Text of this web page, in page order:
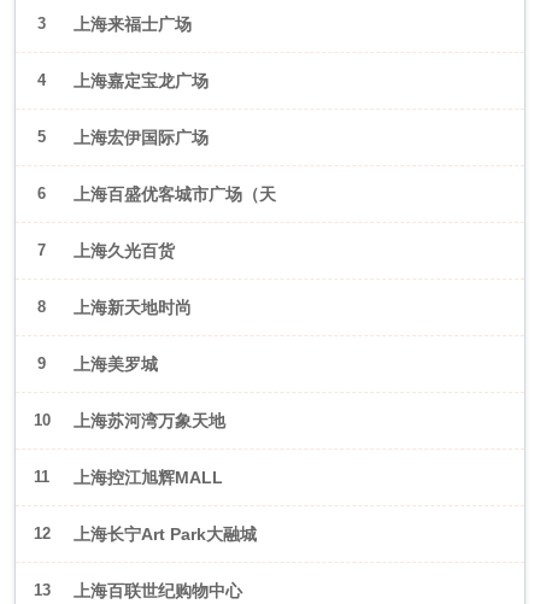
3 上海来福士广场
4 上海嘉定宝龙广场
5 上海宏伊国际广场
6 上海百盛优客城市广场（天
山店）
7 上海久光百货
8 上海新天地时尚
9 上海美罗城
10 上海苏河湾万象天地
11 上海控江旭辉MALL
12 上海长宁Art Park大融城
13 上海百联世纪购物中心